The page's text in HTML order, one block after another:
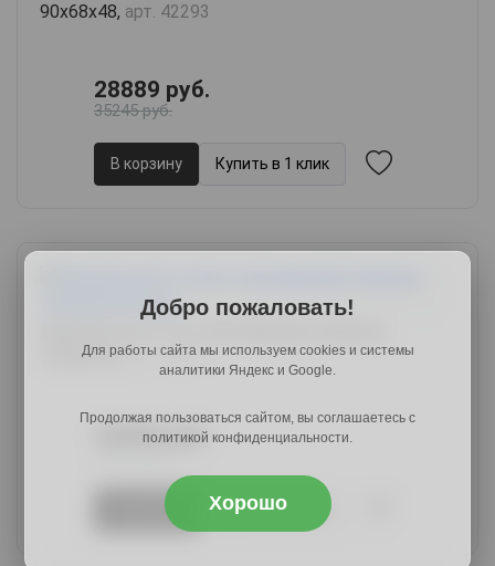
90х68х48, арт. 42293
28889 руб.
35245 руб.
В корзину Купить в 1 клик
79х65х54,арт. 46576
20489 руб.
В корзину Купить в 1 клик
Добро пожаловать!
Для работы сайта мы используем cookies и системы
аналитики Яндекс и Google.
Продолжая пользоваться сайтом, вы соглашаетесь с
политикой конфиденциальности.
Хорошо